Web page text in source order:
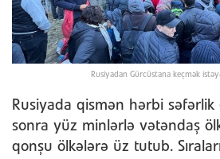
Rusiyadan Gürcüstana keçmək
Rusiyada qismən hərbi
sonra yüz minlərlə vətəndaş
qonşu ölkələrə üz tutub.